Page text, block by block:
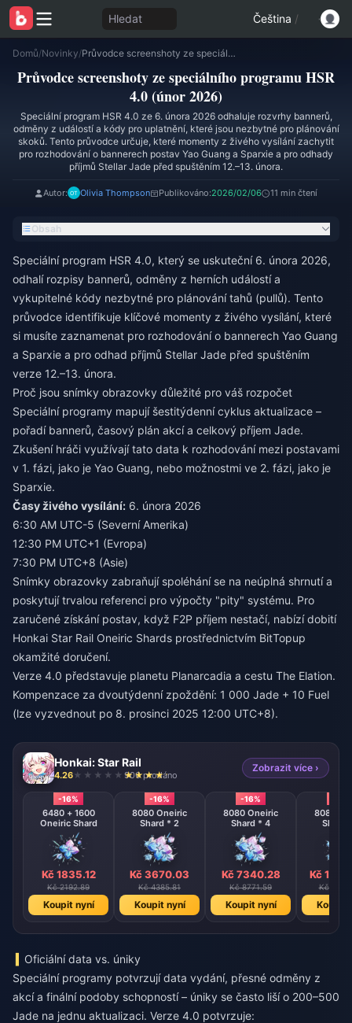
Hledat Čeština /
Domů/Novinky/ Průvodce screenshoty ze speciálního programu HSR 4.0 (únor 2026)
Průvodce screenshoty ze speciálního programu HSR
4.0 (únor 2026)
Speciální program HSR 4.0 ze 6. února 2026 odhaluje rozvrhy bannerů,
odměny z událostí a kódy pro uplatnění, které jsou nezbytné pro plánování
skoků. Tento průvodce určuje, které momenty z živého vysílání zachytit
pro rozhodování o bannerech postav Yao Guang a Sparxie a pro odhady
příjmů Stellar Jade před spuštěním 12.–13. února.
Autor: Olivia Thompson Publikováno:2026/02/06 11 min čtení
Obsah
Speciální program HSR 4.0, který se uskuteční 6. února 2026,
odhalí rozpisy bannerů, odměny z herních událostí a
vykupitelné kódy nezbytné pro plánování tahů (pullů). Tento
průvodce identifikuje klíčové momenty z živého vysílání, které
si musíte zaznamenat pro rozhodování o bannerech Yao Guang
a Sparxie a pro odhad příjmů Stellar Jade před spuštěním
verze 12.–13. února.
Proč jsou snímky obrazovky důležité pro váš rozpočet
Speciální programy mapují šestitýdenní cyklus aktualizace –
pořadí bannerů, časový plán akcí a celkový příjem Jade.
Zkušení hráči využívají tato data k rozhodování mezi postavami
v 1. fázi, jako je Yao Guang, nebo možnostmi ve 2. fázi, jako je
Sparxie.
Časy živého vysílání: 6. února 2026
6:30 AM UTC-5 (Severní Amerika)
12:30 PM UTC+1 (Evropa)
7:30 PM UTC+8 (Asie)
Snímky obrazovky zabraňují spoléhání se na neúplná shrnutí a
poskytují trvalou referenci pro výpočty "pity" systému. Pro
zaručené získání postav, když F2P příjem nestačí, nabízídobití
Honkai Star Rail Oneiric Shards prostřednictvím BitTopup
okamžité doručení.
Verze 4.0 představuje planetu Planarcadia a cestu The Elation.
Kompenzace za dvoutýdenní zpoždění: 1 000 Jade + 10 Fuel
(lze vyzvednout po 8. prosinci 2025 12:00 UTC+8).
Honkai: Star Rail
4.26 906 prodáno
Zobrazit více ›
-16%
6480 + 1600
Oneiric Shard
Kč 1835.12
Kč 2192.89
Koupit nyní
-16%
8080 Oneiric
Shard * 2
Kč 3670.03
Kč 4385.81
Koupit nyní
-16%
8080 Oneiric
Shard * 4
Kč 7340.28
Kč 8771.59
Koupit nyní
8080
Shard
Kč
Kč
Koupit
Oficiální data vs. úniky
Speciální programy potvrzují data vydání, přesné odměny z
akcí a finální podoby schopností – úniky se často liší o 200–500
Jade na jednu aktualizaci. Verze 4.0 potvrzuje: